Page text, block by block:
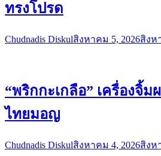
ทรงโปรด
Chudnadis Diskulสิงหาคม 5, 2026สิงห
“พริกกะเกลือ” เครื่องจิ้ม
ไทยมอญ
Chudnadis Diskulสิงหาคม 4, 2026สิงห